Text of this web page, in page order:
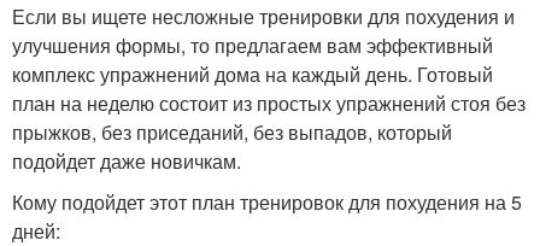
Если вы ищете несложные тренировки для похудения и
улучшения формы, то предлагаем вам эффективный
комплекс упражнений дома на каждый день. Готовый
план на неделю состоит из простых упражнений стоя без
прыжков, без приседаний, без выпадов, который
подойдет даже новичкам.
Кому подойдет этот план тренировок для похудения на 5
дней: